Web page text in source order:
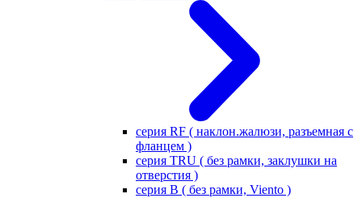
серия RF ( наклон.жалюзи, разъемная с
фланцем )
серия TRU ( без рамки, заклушки на
отверстия )
серия В ( без рамки, Viento )